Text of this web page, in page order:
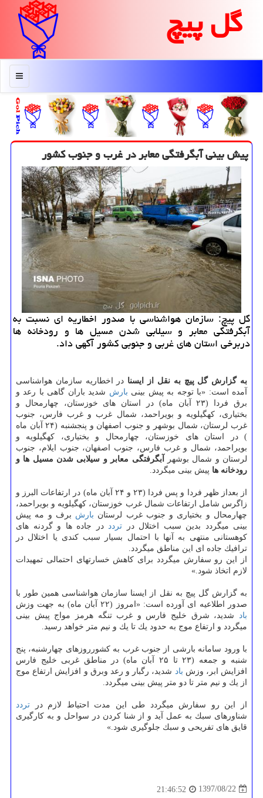
گل پیچ
منو
پیش بینی آبگرفتگی معابر در غرب و جنوب كشور
گل پیچ: سازمان هواشناسی با صدور اخطاریه ای نسبت به
آبگرفتگی معابر و سیلابی شدن مسیل ها و رودخانه ها
دربرخی استان های غربی و جنوبی كشور آگهی داد.
به گزارش گل پیچ به نقل از ایسنا در اخطاریه سازمان هواشناسی
آمده است: «با توجه به پیش بینی بارش شدید باران گاهی با رعد و
برق فردا (۲۳ آبان ماه) در استان های خوزستان، چهارمحال و
بختیاری، كهگیلویه و بویراحمد، شمال غرب و غرب فارس، جنوب
غرب لرستان، شمال بوشهر و جنوب اصفهان و پنجشنبه (۲۴ آبان ماه
) در استان های خوزستان، چهارمحال و بختیاری، كهگیلویه و
بویراحمد، شمال و غرب فارس، جنوب اصفهان، جنوب ایلام، جنوب
لرستان و شمال بوشهر
آبگرفتگی معابر و سیلابی شدن مسیل ها و
رودخانه ها پیش بینی میگردد.
از بعداز ظهر فردا و پس فردا (۲۳ و ۲۴ آبان ماه) در ارتفاعات البرز و
زاگرس شامل ارتفاعات شمال غرب خوزستان، كهگیلویه و بویراحمد،
چهارمحال و بختیاری و جنوب غرب لرستان بارش برف و مه پیش
بینی میگردد بدین سبب اختلال در تردد در جاده ها و گردنه های
كوهستانی منتهی به آنها با احتمال بسیار سبب كندی یا اختلال در
ترافیك جاده ای این مناطق میگردد.
از این رو سفارش میگردد برای كاهش خسارتهای احتمالی تمهیدات
لازم اتخاذ شود.»
به گزارش گل پیچ به نقل از ایسنا سازمان هواشناسی همین طور با
صدور اطلاعیه ای آورده است: «امروز (۲۲ آبان ماه) به جهت وزش
باد
شدید، شرق خلیج فارس و غرب تنگه هرمز مواج پیش بینی
میگردد و ارتفاع موج به حدود یك تا یك و نیم متر خواهد رسید.
با ورود سامانه بارشی از جنوب غرب به كشورروزهای چهارشنبه، پنج
شنبه و جمعه (۲۳ تا ۲۵ آبان ماه) در مناطق غربی خلیج فارس
افزایش ابر، وزش باد شدید، رگبار و رعد وبرق و افزایش ارتفاع موج
از یك و نیم متر تا دو متر پیش بینی میگردد.
از این رو سفارش میگردد طی این مدت احتیاط لازم در تردد
شناورهای سبك به عمل آید و از شنا كردن در سواحل و به كارگیری
قایق های تفریحی و سبك جلوگیری شود.»
1397/08/22
21:46:52